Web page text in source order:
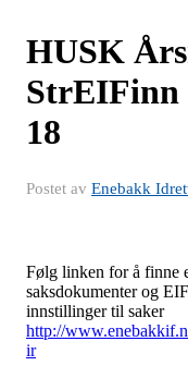
HUSK
StrEIFinn
18
Postet av Enebakk
Følg linken for å finne
saksdokumenter og
innstillinger til saker
http://
ir